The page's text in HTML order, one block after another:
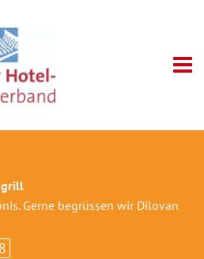
grill
Gerne begrüssen wir Dilovan
8